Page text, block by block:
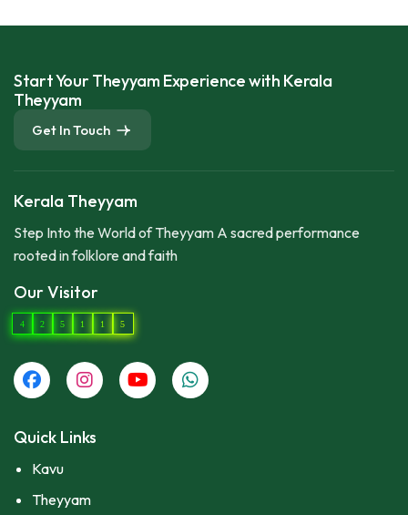
Start Your Theyyam Experience with Kerala
Theyyam
Get In Touch
Kerala Theyyam
Step Into the World of Theyyam A sacred performance
rooted in folklore and faith
Our Visitor
4 2 5 1 1 5
Quick Links
Kavu
Theyyam